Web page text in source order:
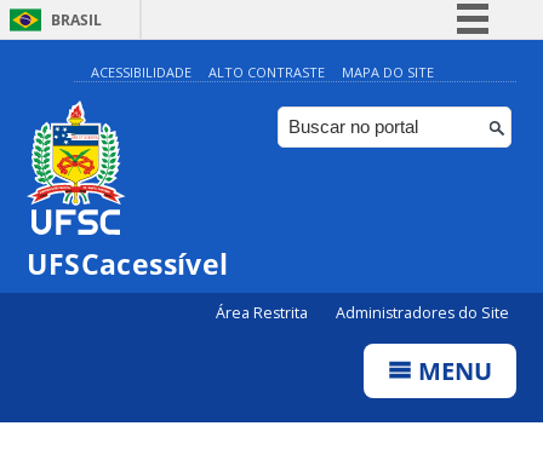
BRASIL
Simplifique!
Comunica BR
Participe
ACESSIBILIDADE ALTO CONTRASTE MAPA DO SITE
UFSCacessível
Área Restrita Administradores do Site
MENU